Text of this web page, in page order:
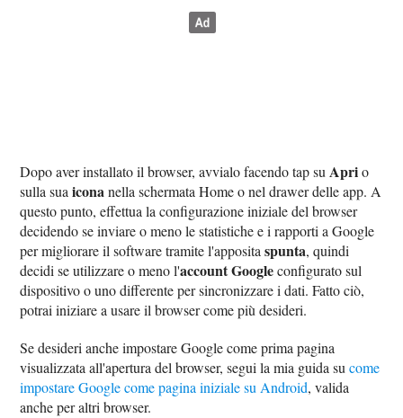
Dopo aver installato il browser, avvialo facendo tap su Aprio
sulla suaiconanella schermata Home o nel drawer delle app. A
questo punto, effettua la configurazione iniziale del browser
decidendo se inviare o meno le statistiche e i rapporti a Google
per migliorare il software tramite l'appositaspunta, quindi
decidi se utilizzare o meno l'account Googleconfigurato sul
dispositivo o uno differente per sincronizzare i dati. Fatto ciò,
potrai iniziare a usare il browser come più desideri.
Se desideri anche impostare Google come prima pagina
visualizzata all'apertura del browser, segui la mia guida sucome
impostare Google come pagina iniziale su Android, valida
anche per altri browser.